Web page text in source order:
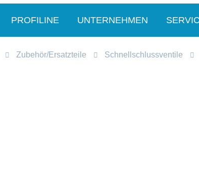
PROFILINE UNTERNEHMEN
Zubehör/Ersatzteile Schnellschlussventile